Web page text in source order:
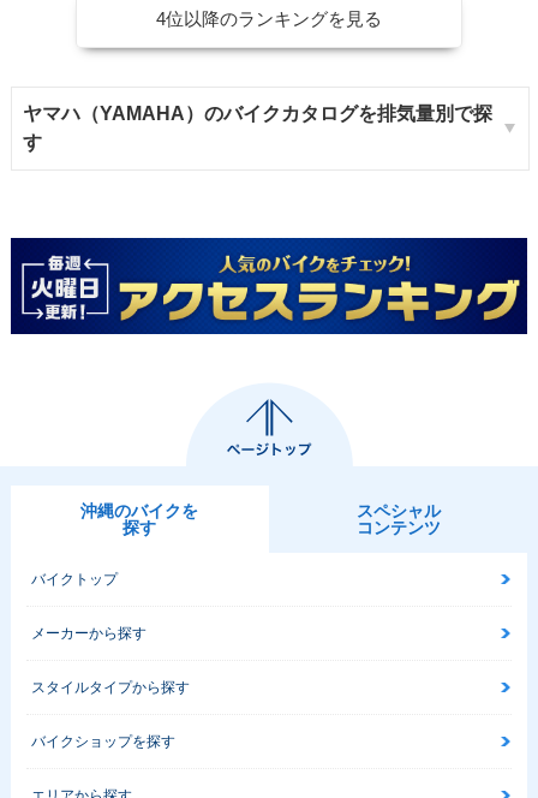
4位以降のランキングを見る
ヤマハ（YAMAHA）のバイクカタログを排気量別で探
す
沖縄のバイクを
探す
スペシャル
コンテンツ
バイクトップ
メーカーから探す
スタイルタイプから探す
バイクショップを探す